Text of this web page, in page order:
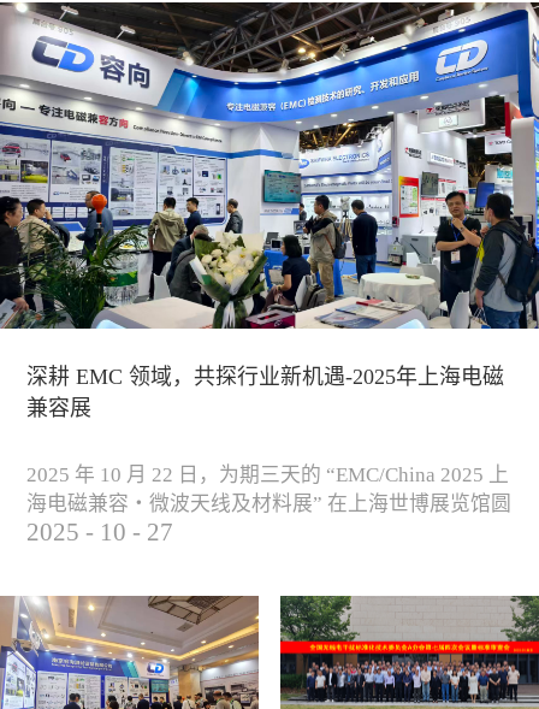
深耕 EMC 领域，共探行业新机遇-2025年上海电磁
兼容展
2025 年 10 月 22 日，为期三天的 “EMC/China 2025 上
海电磁兼容・微波天线及材料展” 在上海世博展览馆圆
满落下帷幕。作为电磁兼容领域的行业盛会，本届展
研讨及产品展示等多种形式，深入交流行业见解，踊
跃探索合作空间，为电磁兼容领域的高质量发展汇聚
了新动能。产品展示展会现场，公司展示了...
2025 - 10 - 27